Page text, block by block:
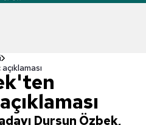
Dursun Özbek,